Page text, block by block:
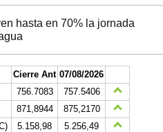
hasta en 70% la jornada
Cierre Ant 07/08/2026
756.7083
757.5406
871,8944
875,2170
5.158,98
5.256,49